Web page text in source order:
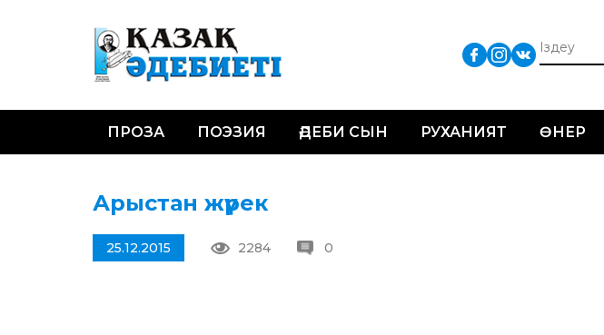
ПРОЗА ПОЭЗИЯ ӘДЕБИ СЫН РУХАНИЯТ ӨНЕР
Арыстан жүрек
25.12.2015 2284 0